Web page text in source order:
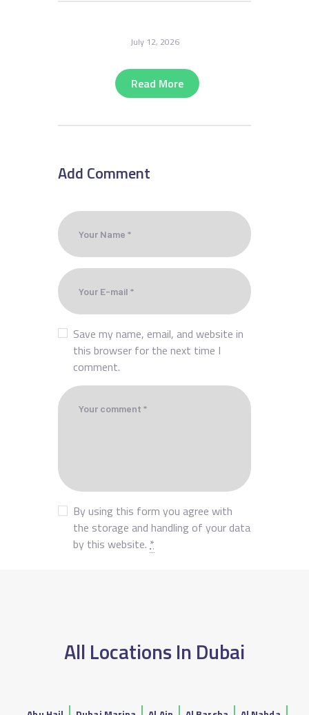
July 12, 2026
Read More
Add Comment
Save my name, email, and website in
this browser for the next time I
comment.
By using this form you agree with
the storage and handling of your data
by this website.*
All Locations In Dubai